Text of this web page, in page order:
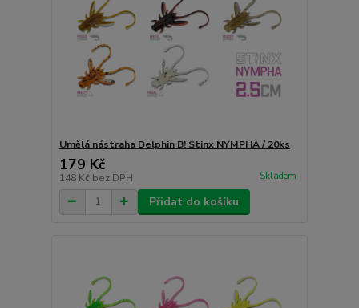
Umělá nástraha Delphin B! Stinx NYMPHA / 20ks
179 Kč
148 Kč bez DPH Skladem
Přidat do košíku